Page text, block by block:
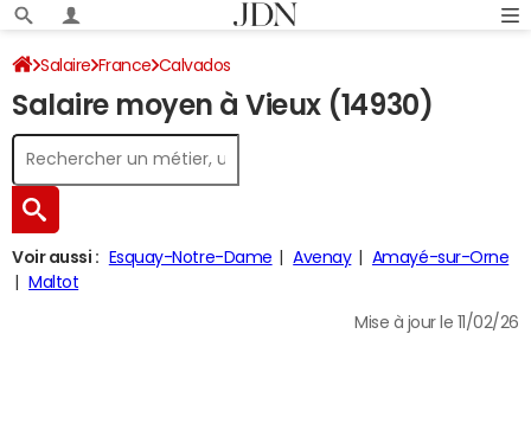
Salaire France Calvados
Salaire moyen à Vieux (14930)
Voir aussi : Esquay-Notre-Dame Avenay
Amayé-sur-Orne
Maltot
Mise à jour le 11/02/26